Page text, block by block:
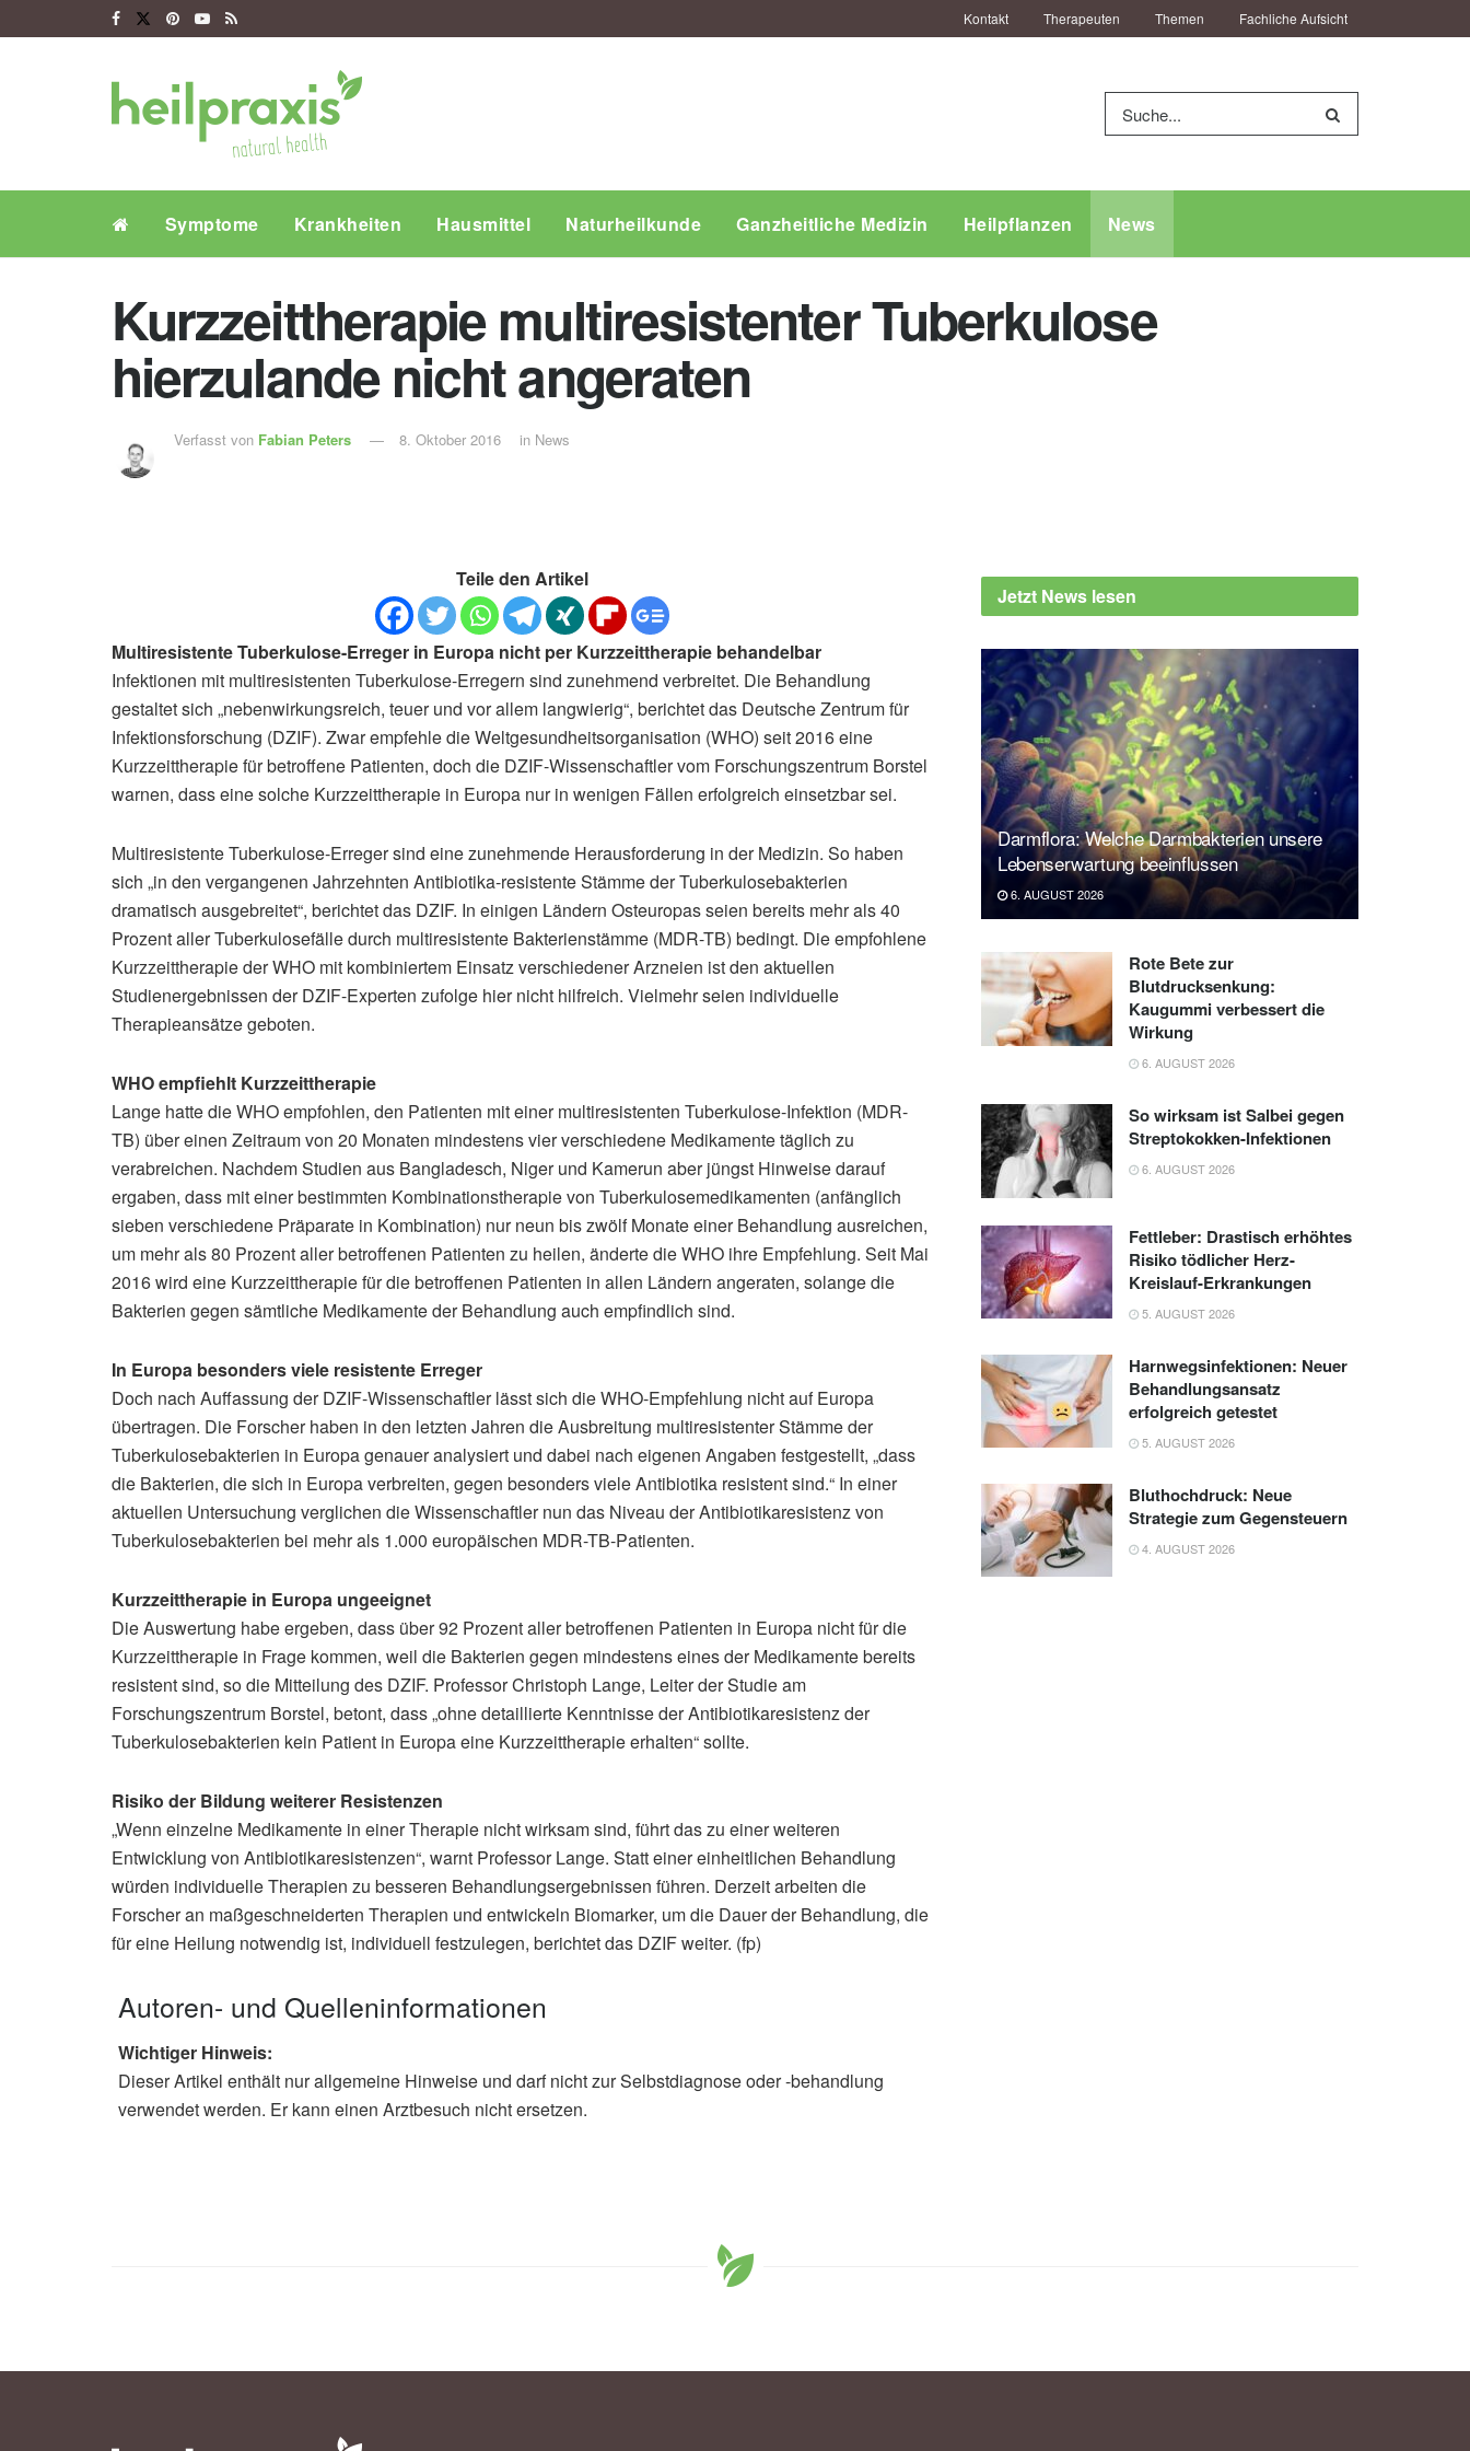
Kontakt Therapeuten Themen Fachliche Aufsicht
Symptome Krankheiten Hausmittel Naturheilkunde Ganzheitliche Medizin Heilpflanzen News
Kurzzeittherapie multiresistenter Tuberkulose
hierzulande nicht angeraten
Verfasst von Fabian Peters 8. Oktober 2016 in News
Teile den Artikel
Multiresistente Tuberkulose-Erreger in Europa nicht per Kurzzeittherapie behandelbar
Infektionen mit multiresistenten Tuberkulose-Erregern sind zunehmend verbreitet. Die Behandlung
gestaltet sich „nebenwirkungsreich, teuer und vor allem langwierig“, berichtet das Deutsche Zentrum für
Infektionsforschung (DZIF). Zwar empfehle die Weltgesundheitsorganisation (WHO) seit 2016 eine
Kurzzeittherapie für betroffene Patienten, doch die DZIF-Wissenschaftler vom Forschungszentrum Borstel
warnen, dass eine solche Kurzzeittherapie in Europa nur in wenigen Fällen erfolgreich einsetzbar sei.
Multiresistente Tuberkulose-Erreger sind eine zunehmende Herausforderung in der Medizin. So haben
sich „in den vergangenen Jahrzehnten Antibiotika-resistente Stämme der Tuberkulosebakterien
dramatisch ausgebreitet“, berichtet das DZIF. In einigen Ländern Osteuropas seien bereits mehr als 40
Prozent aller Tuberkulosefälle durch multiresistente Bakterienstämme (MDR-TB) bedingt. Die empfohlene
Kurzzeittherapie der WHO mit kombiniertem Einsatz verschiedener Arzneien ist den aktuellen
Studienergebnissen der DZIF-Experten zufolge hier nicht hilfreich. Vielmehr seien individuelle
Therapieansätze geboten.
WHO empfiehlt Kurzzeittherapie
Lange hatte die WHO empfohlen, den Patienten mit einer multiresistenten Tuberkulose-Infektion (MDR-
TB) über einen Zeitraum von 20 Monaten mindestens vier verschiedene Medikamente täglich zu
verabreichen. Nachdem Studien aus Bangladesch, Niger und Kamerun aber jüngst Hinweise darauf
ergaben, dass mit einer bestimmten Kombinationstherapie von Tuberkulosemedikamenten (anfänglich
sieben verschiedene Präparate in Kombination) nur neun bis zwölf Monate einer Behandlung ausreichen,
um mehr als 80 Prozent aller betroffenen Patienten zu heilen, änderte die WHO ihre Empfehlung. Seit Mai
2016 wird eine Kurzzeittherapie für die betroffenen Patienten in allen Ländern angeraten, solange die
Bakterien gegen sämtliche Medikamente der Behandlung auch empfindlich sind.
In Europa besonders viele resistente Erreger
Doch nach Auffassung der DZIF-Wissenschaftler lässt sich die WHO-Empfehlung nicht auf Europa
übertragen. Die Forscher haben in den letzten Jahren die Ausbreitung multiresistenter Stämme der
Tuberkulosebakterien in Europa genauer analysiert und dabei nach eigenen Angaben festgestellt, „dass
die Bakterien, die sich in Europa verbreiten, gegen besonders viele Antibiotika resistent sind.“ In einer
aktuellen Untersuchung verglichen die Wissenschaftler nun das Niveau der Antibiotikaresistenz von
Tuberkulosebakterien bei mehr als 1.000 europäischen MDR-TB-Patienten.
Kurzzeittherapie in Europa ungeeignet
Die Auswertung habe ergeben, dass über 92 Prozent aller betroffenen Patienten in Europa nicht für die
Kurzzeittherapie in Frage kommen, weil die Bakterien gegen mindestens eines der Medikamente bereits
resistent sind, so die Mitteilung des DZIF. Professor Christoph Lange, Leiter der Studie am
Forschungszentrum Borstel, betont, dass „ohne detaillierte Kenntnisse der Antibiotikaresistenz der
Tuberkulosebakterien kein Patient in Europa eine Kurzzeittherapie erhalten“ sollte.
Risiko der Bildung weiterer Resistenzen
„Wenn einzelne Medikamente in einer Therapie nicht wirksam sind, führt das zu einer weiteren
Entwicklung von Antibiotikaresistenzen“, warnt Professor Lange. Statt einer einheitlichen Behandlung
würden individuelle Therapien zu besseren Behandlungsergebnissen führen. Derzeit arbeiten die
Forscher an maßgeschneiderten Therapien und entwickeln Biomarker, um die Dauer der Behandlung, die
für eine Heilung notwendig ist, individuell festzulegen, berichtet das DZIF weiter. (fp)
Autoren- und Quelleninformationen
Wichtiger Hinweis:
Dieser Artikel enthält nur allgemeine Hinweise und darf nicht zur Selbstdiagnose oder -behandlung
verwendet werden. Er kann einen Arztbesuch nicht ersetzen.
Jetzt News lesen
Darmflora: Welche Darmbakterien unsere
Lebenserwartung beeinflussen
6. AUGUST 2026
Rote Bete zur
Blutdrucksenkung:
Kaugummi verbessert die
Wirkung
6. AUGUST 2026
So wirksam ist Salbei gegen
Streptokokken-Infektionen
6. AUGUST 2026
Fettleber: Drastisch erhöhtes
Risiko tödlicher Herz-
Kreislauf-Erkrankungen
5. AUGUST 2026
Harnwegsinfektionen: Neuer
Behandlungsansatz
erfolgreich getestet
5. AUGUST 2026
Bluthochdruck: Neue
Strategie zum Gegensteuern
4. AUGUST 2026